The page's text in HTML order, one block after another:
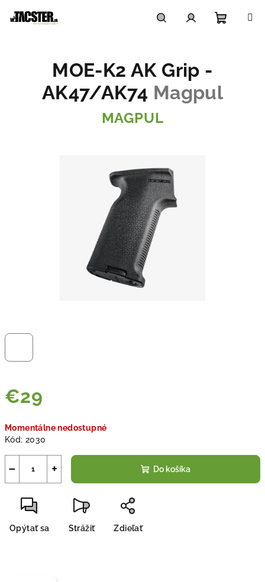
€29
cena:
Momentálne nedostupné
Kód: 2030
+
− Do košíka
Opýtať sa Strážiť Zdieľať
MOE-K2 AK Grip -
AK47/AK74 Magpul
MAGPUL